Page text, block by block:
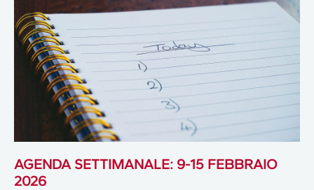
AGENDA SETTIMANALE: 9-15 FEBBRAIO
2026